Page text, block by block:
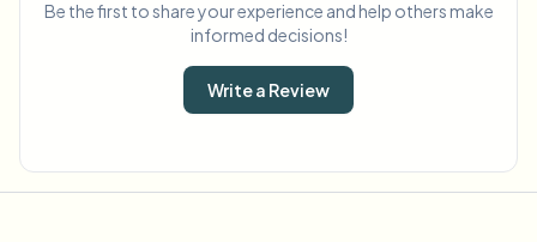
Be the first to share your experience and help others make
informed decisions!
Write a Review